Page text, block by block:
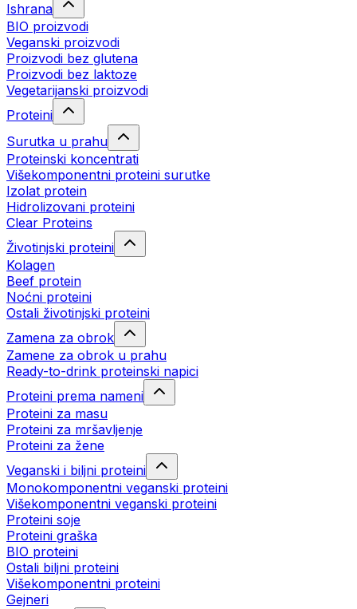
Ishrana
BIO proizvodi
Veganski proizvodi
Proizvodi bez glutena
Proizvodi bez laktoze
Vegetarijanski proizvodi
Proteini
Surutka u prahu
Proteinski koncentrati
Višekomponentni proteini surutke
Izolat protein
Hidrolizovani proteini
Clear Proteins
Životinjski proteini
Kolagen
Beef protein
Noćni proteini
Ostali životinjski proteini
Zamena za obrok
Zamene za obrok u prahu
Ready-to-drink proteinski napici
Proteini prema nameni
Proteini za masu
Proteini za mršavljenje
Proteini za žene
Veganski i biljni proteini
Monokomponentni veganski proteini
Višekomponentni veganski proteini
Proteini soje
Proteini graška
BIO proteini
Ostali biljni proteini
Višekomponentni proteini
Gejneri